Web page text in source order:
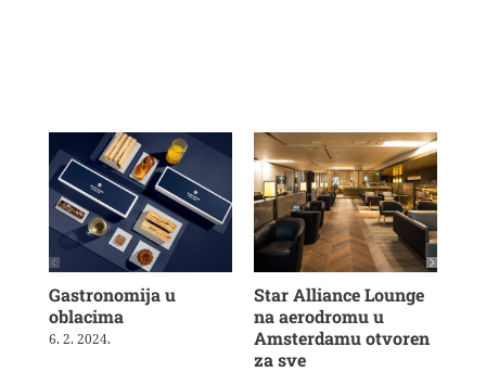
Gastronomija u
oblacima
6. 2. 2024.
Star Alliance Lounge
na aerodromu u
Amsterdamu otvoren
za sve